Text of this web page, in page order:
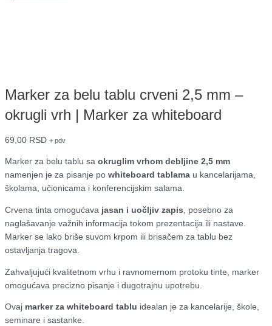
Marker za belu tablu crveni 2,5 mm –
okrugli vrh | Marker za whiteboard
69,00 RSD + pdv
Marker za belu tablu sa okruglim vrhom debljine 2,5 mm
namenjen je za pisanje po whiteboard tablama u kancelarijama,
školama, učionicama i konferencijskim salama.
Crvena tinta omogućava jasan i uočljiv zapis, posebno za
naglašavanje važnih informacija tokom prezentacija ili nastave.
Marker se lako briše suvom krpom ili brisačem za tablu bez
ostavljanja tragova.
Zahvaljujući kvalitetnom vrhu i ravnomernom protoku tinte, marker
omogućava precizno pisanje i dugotrajnu upotrebu.
Ovaj marker za whiteboard tablu idealan je za kancelarije, škole,
seminare i sastanke.